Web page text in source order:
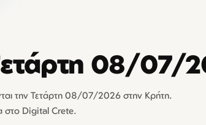
08/07/
την Τετάρτη 08/07/2026 στην Κρήτη.
στο Digital Crete.